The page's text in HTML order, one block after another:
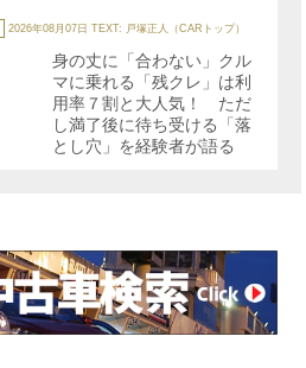
2026年08月07日 TEXT: 戸塚正人（CARトップ）
身の丈に「合わない」クル
マに乗れる「残クレ」は利
用率７割と大人気！ ただ
し満了後に待ち受ける「落
とし穴」を経験者が語る